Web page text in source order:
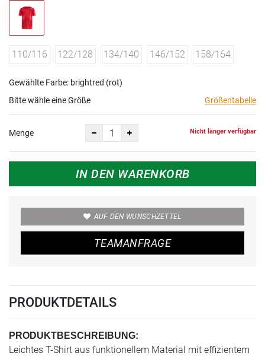
110/116 122/128 134/140 146/152 158/164
Gewählte Farbe: brightred (rot)
Bitte wähle eine Größe
Größentabelle
Menge Nicht länger verfügbar
IN DEN WARENKORB
AUF DEN WUNSCHZETTEL
TEAMANFRAGE
PRODUKTDETAILS
PRODUKTBESCHREIBUNG:
Leichtes T-Shirt aus funktionellem Material mit effizientem